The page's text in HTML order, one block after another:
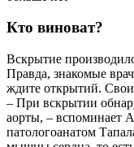
Кто виноват?
Вскрытие
Правда, знакомые
ждите открытий.
– При вскрытии
аорты, – вспоминает
патологоанатом